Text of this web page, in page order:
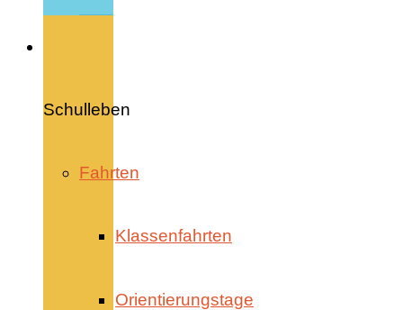
Schulleben
Fahrten
Klassenfahrten
Orientierungstage